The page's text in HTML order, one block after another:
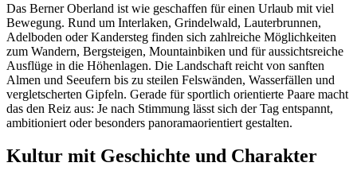
Das Berner Oberland ist wie geschaffen für einen Urlaub mit viel
Bewegung. Rund um Interlaken, Grindelwald, Lauterbrunnen,
Adelboden oder Kandersteg finden sich zahlreiche Möglichkeiten
zum Wandern, Bergsteigen, Mountainbiken und für aussichtsreiche
Ausflüge in die Höhenlagen. Die Landschaft reicht von sanften
Almen und Seeufern bis zu steilen Felswänden, Wasserfällen und
vergletscherten Gipfeln. Gerade für sportlich orientierte Paare macht
das den Reiz aus: Je nach Stimmung lässt sich der Tag entspannt,
ambitioniert oder besonders panoramaorientiert gestalten.
Kultur mit Geschichte und Charakter